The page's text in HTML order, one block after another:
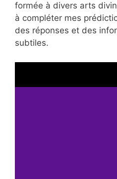
formée à divers arts
à compléter mes
des réponses et des
subtiles.